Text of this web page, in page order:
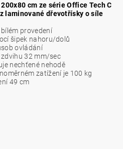
cm ze série Office Tech C
laminované dřevotřísky o síle
provedení
šipek nahoru/dolů
ovládání
32 mm/sec
nechťené nehodě
zatížení je 100 kg
49 cm